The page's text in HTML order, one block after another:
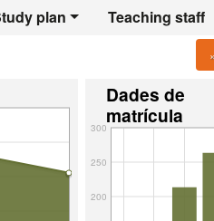
plan Teaching staff
Dades de
matrícula
200
250
300